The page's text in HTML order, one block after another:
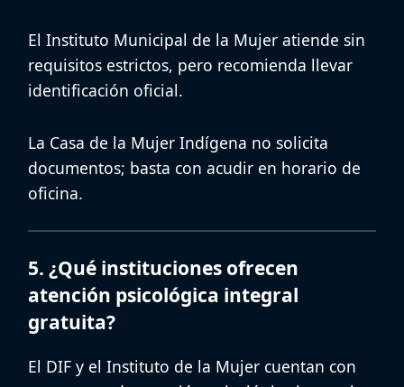
El Instituto Municipal de la Mujer atiende sin
requisitos estrictos, pero recomienda llevar
identificación oficial.
La Casa de la Mujer Indígena no solicita
documentos; basta con acudir en horario de
oficina.
5. ¿Qué instituciones ofrecen
atención psicológica integral
gratuita?
El DIF y el Instituto de la Mujer cuentan con